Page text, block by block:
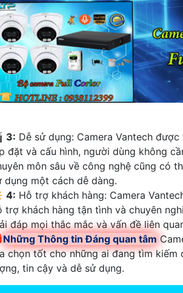
3: Dễ sử dụng: Camera Vantech
đặt và cấu hình, người dùng không
môn sâu về công nghệ cũng có
dụng một cách dễ dàng.
4: Hỗ trợ khách hàng: Camera
trợ khách hàng tận tình và chuyên
đáp mọi thắc mắc và vấn đề liên
Những Thông tin Đáng quan tâm
chọn tốt cho những ai đang tìm kiếm
tin cậy và dễ sử dụng.